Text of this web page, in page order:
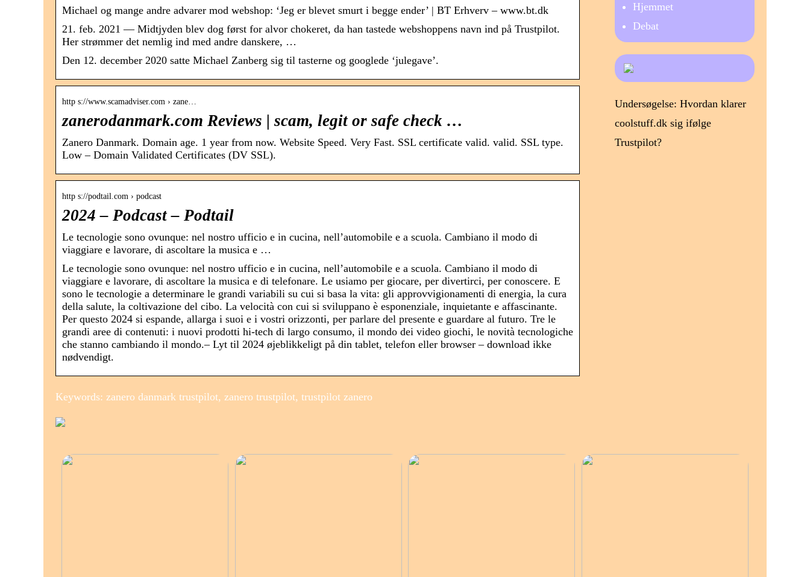
Michael og mange andre advarer mod webshop: ‘Jeg er blevet smurt i begge ender’ | BT Erhverv – www.bt.dk
21. feb. 2021 — Midtjyden blev dog først for alvor chokeret, da han tastede webshoppens navn ind på Trustpilot.
Her strømmer det nemlig ind med andre danskere, …
Den 12. december 2020 satte Michael Zanberg sig til tasterne og googlede ‘julegave’.
http s://www.scamadviser.com › zane…
zanerodanmark.com Reviews | scam, legit or safe check …
Zanero Danmark. Domain age. 1 year from now. Website Speed. Very Fast. SSL certificate valid. valid. SSL type.
Low – Domain Validated Certificates (DV SSL).
http s://podtail.com › podcast
2024 – Podcast – Podtail
Le tecnologie sono ovunque: nel nostro ufficio e in cucina, nell’automobile e a scuola. Cambiano il modo di
viaggiare e lavorare, di ascoltare la musica e …
Le tecnologie sono ovunque: nel nostro ufficio e in cucina, nell’automobile e a scuola. Cambiano il modo di
viaggiare e lavorare, di ascoltare la musica e di telefonare. Le usiamo per giocare, per divertirci, per conoscere. E
sono le tecnologie a determinare le grandi variabili su cui si basa la vita: gli approvvigionamenti di energia, la cura
della salute, la coltivazione del cibo. La velocità con cui si sviluppano è esponenziale, inquietante e affascinante.
Per questo 2024 si espande, allarga i suoi e i vostri orizzonti, per parlare del presente e guardare al futuro. Tre le
grandi aree di contenuti: i nuovi prodotti hi-tech di largo consumo, il mondo dei video giochi, le novità tecnologiche
che stanno cambiando il mondo.– Lyt til 2024 øjeblikkeligt på din tablet, telefon eller browser – download ikke
nødvendigt.
Keywords: zanero danmark trustpilot, zanero trustpilot, trustpilot zanero
Hjemmet
Debat
Undersøgelse: Hvordan klarer
coolstuff.dk sig ifølge
Trustpilot?